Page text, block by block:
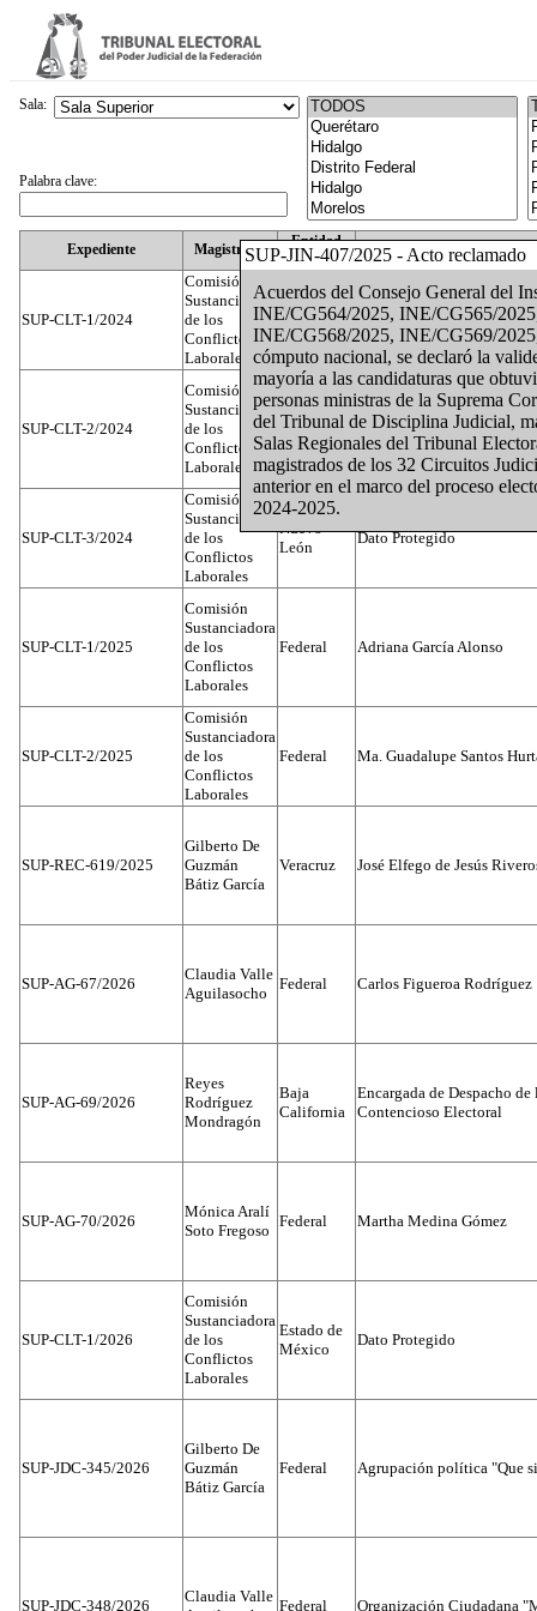
SUP-JIN-407/2025 - Acto reclamado
Acuerdos del Consejo General del
INE/CG564/2025, INE/CG565/
INE/CG568/2025, INE/CG569/
cómputo nacional, se declaró la
mayoría a las candidaturas que
personas ministras de la Suprema
del Tribunal de Disciplina Judicial,
Salas Regionales del Tribunal
magistrados de los 32 Circuitos
anterior en el marco del proceso
2024-2025.
Expediente Magistrado
Entidad
Federativa
SUP-CLT-1/2024
Comisión
Sustanciadora
de los
Conflictos
Laborales
Federal Juan José Serrato Velasco
SUP-CLT-2/2024
Comisión
Sustanciadora
de los
Conflictos
Laborales
Federal José Luis Muñoz Zambrano
SUP-CLT-3/2024
Comisión
Sustanciadora
de los
Conflictos
Laborales
Nuevo
León
Dato Protegido
SUP-CLT-1/2025
Comisión
Sustanciadora
de los
Conflictos
Laborales
Federal Adriana García Alonso
SUP-CLT-2/2025
Comisión
Sustanciadora
de los
Conflictos
Laborales
Federal Ma. Guadalupe Santos
SUP-REC-619/2025
Gilberto De
Guzmán
Bátiz García
Veracruz José Elfego de Jesús
SUP-AG-67/2026
Claudia Valle
Aguilasocho
Federal Carlos Figueroa Rodríguez
SUP-AG-69/2026
Reyes
Rodríguez
Mondragón
Baja
California
Encargada de Despacho
Contencioso Electoral
SUP-AG-70/2026
Mónica Aralí
Soto Fregoso
Federal Martha Medina Gómez
SUP-CLT-1/2026
Comisión
Sustanciadora
de los
Conflictos
Laborales
Estado de
México
Dato Protegido
SUP-JDC-345/2026
Gilberto De
Guzmán
Bátiz García
Federal Agrupación política "Que
SUP-JDC-348/2026
Claudia Valle
Federal Organización Ciudadana
Sala:
Palabra clave: